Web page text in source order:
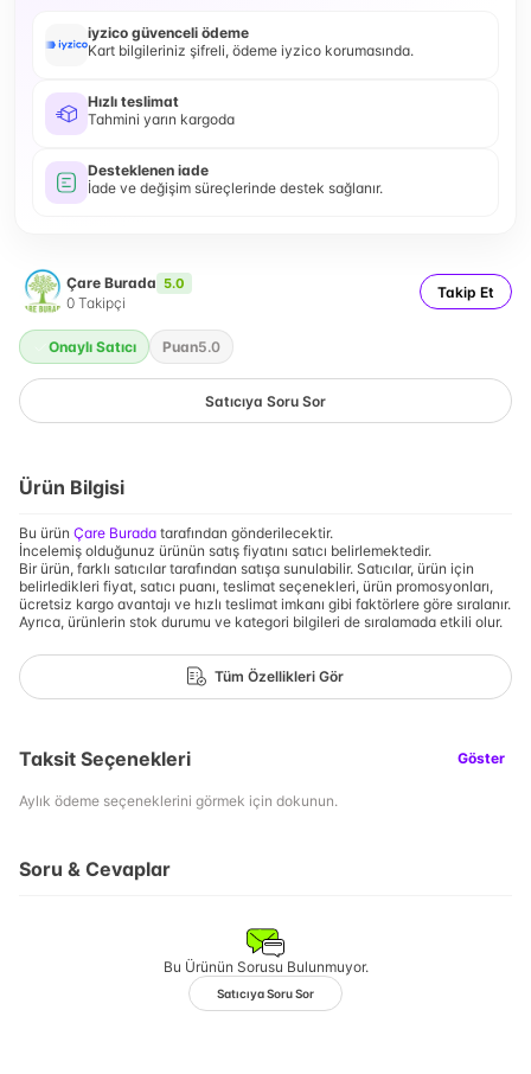
iyzico güvenceli ödeme
Kart bilgileriniz şifreli, ödeme iyzico korumasında.
Hızlı teslimat
Tahmini yarın kargoda
Desteklenen iade
İade ve değişim süreçlerinde destek sağlanır.
Çare Burada 5.0
0 Takipçi
Takip Et
Onaylı Satıcı Puan5.0
Satıcıya Soru Sor
Ürün Bilgisi
Bu ürün Çare Burada tarafından gönderilecektir.
İncelemiş olduğunuz ürünün satış fiyatını satıcı belirlemektedir.
Bir ürün, farklı satıcılar tarafından satışa sunulabilir. Satıcılar, ürün için
belirledikleri fiyat, satıcı puanı, teslimat seçenekleri, ürün promosyonları,
ücretsiz kargo avantajı ve hızlı teslimat imkanı gibi faktörlere göre sıralanır.
Ayrıca, ürünlerin stok durumu ve kategori bilgileri de sıralamada etkili olur.
Tüm Özellikleri Gör
Taksit Seçenekleri Göster
Aylık ödeme seçeneklerini görmek için dokunun.
Soru & Cevaplar
Bu Ürünün Sorusu Bulunmuyor.
Satıcıya Soru Sor